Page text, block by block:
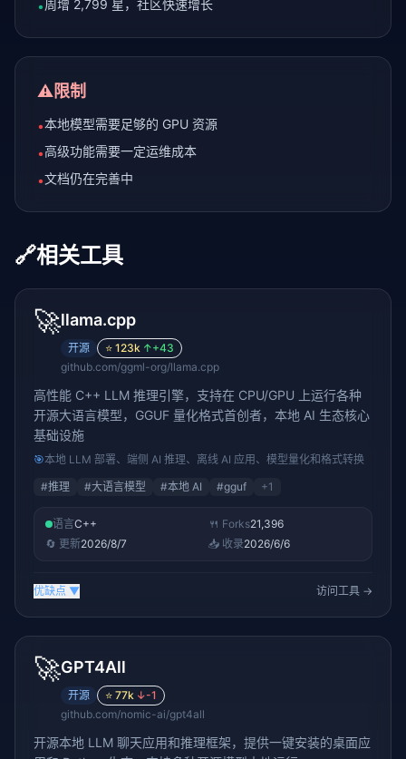
•周增 2,799 星，社区快速增长
⚠️限制
•本地模型需要足够的 GPU 资源
•高级功能需要一定运维成本
•文档仍在完善中
🔗相关工具
🚀llama.cpp
开源 ⭐ 123k ↑+43
github.com/ggml-org/llama.cpp
高性能 C++ LLM 推理引擎，支持在 CPU/GPU 上运行各种
开源大语言模型，GGUF 量化格式首创者，本地 AI 生态核心
基础设施
🎯本地 LLM 部署、端侧 AI 推理、离线 AI 应用、模型量化和格式转换
#推理 #大语言模型 #本地 AI #gguf +1
语言C++ 🍴 Forks21,396
🔄 更新2026/8/7 📥 收录2026/6/6
优缺点 ▼ 访问工具 →
🚀GPT4All
开源 ⭐ 77k ↓-1
github.com/nomic-ai/gpt4all
开源本地 LLM 聊天应用和推理框架，提供一键安装的桌面应